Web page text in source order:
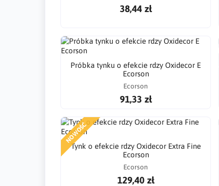
38,44 zł
Próbka tynku o efekcie rdzy Oxidecor E
Ecorson
Ecorson
91,33 zł
NOWOŚĆ
Tynk o efekcie rdzy Oxidecor Extra Fine
Ecorson
Ecorson
129,40 zł